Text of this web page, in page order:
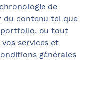
de
du contenu tel que
portfolio, ou tout
services et
générales